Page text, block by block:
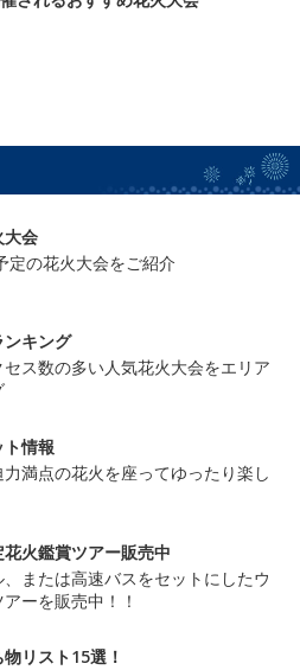
大会
定の花火大会をご紹介
キング
ス数の多い人気花火大会をエリア
情報
満点の花火を座ってゆったり楽し
火鑑賞ツアー販売中
または高速バスをセットにしたウ
ーを販売中！！
リスト15選！